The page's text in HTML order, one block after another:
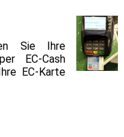
Sie Ihre
EC-Cash
EC-Karte